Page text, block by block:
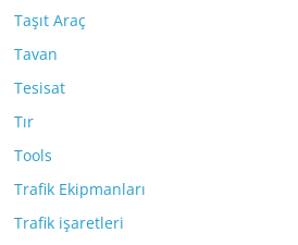
Taşıt Araç
Tavan
Tesisat
Tır
Tools
Trafik Ekipmanları
Trafik işaretleri